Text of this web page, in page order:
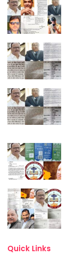
Quick Links